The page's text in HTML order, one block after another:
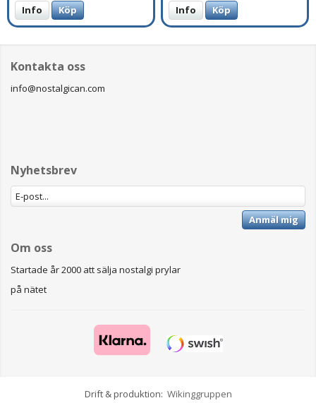
Info Köp Info Köp
Kontakta oss
info@nostalgican.com
Nyhetsbrev
Anmäl mig
Om oss
Startade år 2000 att sälja nostalgi prylar
på nätet
Drift & produktion: Wikinggruppen